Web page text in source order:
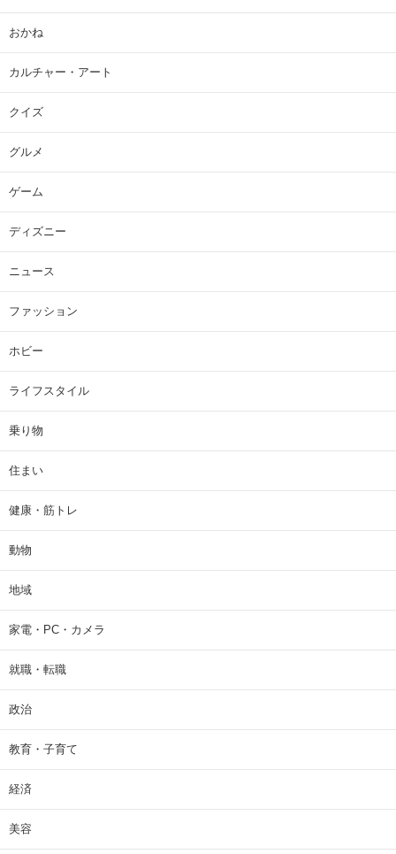
おかね
カルチャー・アート
クイズ
グルメ
ゲーム
ディズニー
ニュース
ファッション
ホビー
ライフスタイル
乗り物
住まい
健康・筋トレ
動物
地域
家電・PC・カメラ
就職・転職
政治
教育・子育て
経済
美容